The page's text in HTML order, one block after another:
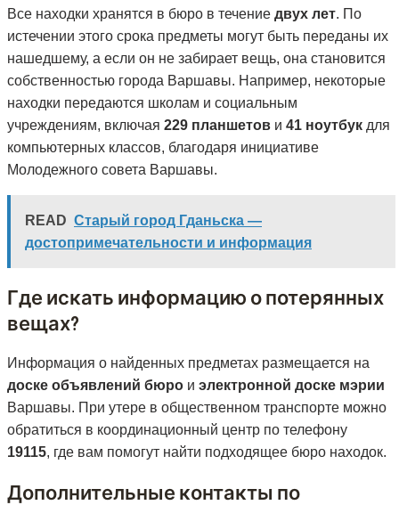
Все находки хранятся в бюро в течение двух лет. По
истечении этого срока предметы могут быть переданы их
нашедшему, а если он не забирает вещь, она становится
собственностью города Варшавы. Например, некоторые
находки передаются школам и социальным
учреждениям, включая 229 планшетов и 41 ноутбук для
компьютерных классов, благодаря инициативе
Молодежного совета Варшавы​.
READ Старый город Гданьска —
достопримечательности и информация
Где искать информацию о потерянных
вещах?
Информация о найденных предметах размещается на
доске объявлений бюро и электронной доске мэрии
Варшавы. При утере в общественном транспорте можно
обратиться в координационный центр по телефону
19115, где вам помогут найти подходящее бюро находок.
Дополнительные контакты по